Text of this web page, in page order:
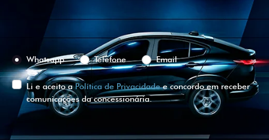
Preferência de contato:
Whatsapp
Telefone Email
Li e aceito aPolítica de Privacidadee concordo em receber
comunicações da concessionária.
ENTRAR EM CONTATO